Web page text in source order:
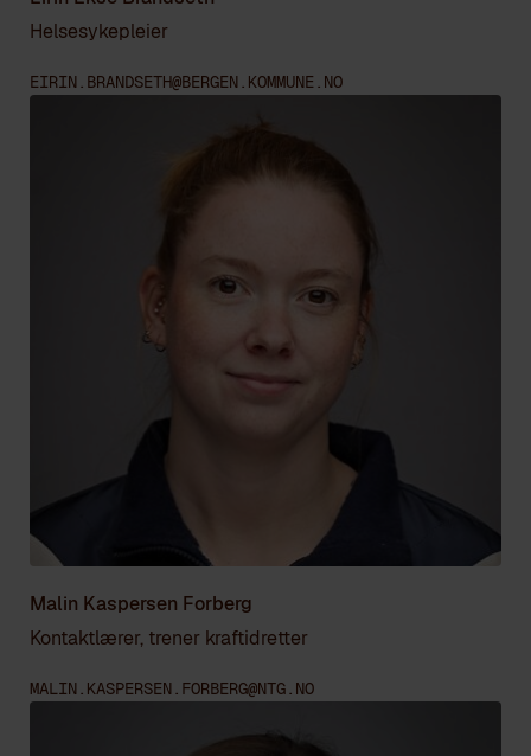
Helsesykepleier
EIRIN.BRANDSETH@BERGEN.KOMMUNE.NO
Malin Kaspersen Forberg
Kontaktlærer, trener kraftidretter
MALIN.KASPERSEN.FORBERG@NTG.NO